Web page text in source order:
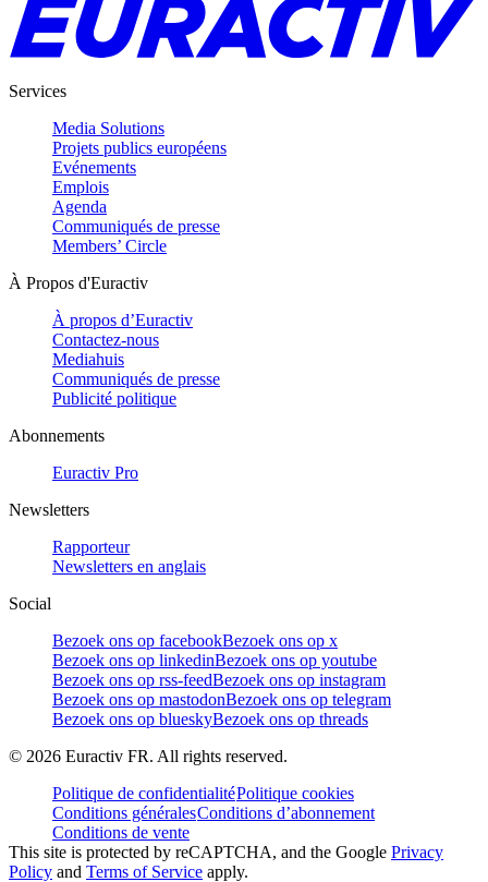
Services
Media Solutions
Projets publics européens
Evénements
Emplois
Agenda
Communiqués de presse
Members’ Circle
À Propos d'Euractiv
À propos d’Euractiv
Contactez-nous
Mediahuis
Communiqués de presse
Publicité politique
Abonnements
Euractiv Pro
Newsletters
Rapporteur
Newsletters en anglais
Social
Bezoek ons op facebookBezoek ons op x
Bezoek ons op linkedinBezoek ons op youtube
Bezoek ons op rss-feedBezoek ons op instagram
Bezoek ons op mastodonBezoek ons op telegram
Bezoek ons op blueskyBezoek ons op threads
© 2026 Euractiv FR. All rights reserved.
Politique de confidentialitéPolitique cookies
Conditions généralesConditions d’abonnement
Conditions de vente
This site is protected by reCAPTCHA, and the Google Privacy
Policy and Terms of Service apply.